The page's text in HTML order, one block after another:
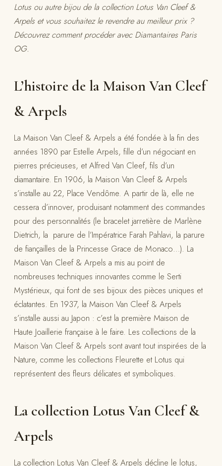
Lotus ou autre bijou de la collection Lotus Van Cleef &
Arpels et vous souhaitez le revendre au meilleur prix ?
Découvrez comment procéder avec Diamantaires Paris
OG.
L’histoire de la Maison Van Cleef
& Arpels
La Maison Van Cleef & Arpels a été fondée à la fin des
années 1890 par Estelle Arpels, fille d’un négociant en
pierres précieuses, et Alfred Van Cleef, fils d’un
diamantaire. En 1906, la Maison Van Cleef & Arpels
s’installe au 22, Place Vendôme. A partir de là, elle ne
cessera d’innover, produisant notamment des commandes
pour des personnalités (le bracelet jarretière de Marlène
Dietrich, la parure de l’Impératrice Farah Pahlavi, la parure
de fiançailles de la Princesse Grace de Monaco…). La
Maison Van Cleef & Arpels a mis au point de
nombreuses techniques innovantes comme le Serti
Mystérieux, qui font de ses bijoux des pièces uniques et
éclatantes. En 1937, la Maison Van Cleef & Arpels
s’installe aussi au Japon : c’est la première Maison de
Haute Joaillerie française à le faire. Les collections de la
Maison Van Cleef & Arpels sont avant tout inspirées de la
Nature, comme les collections Fleurette et Lotus qui
représentent des fleurs délicates et symboliques.
La collection Lotus Van Cleef &
Arpels
La collection Lotus Van Cleef & Arpels décline le lotus,